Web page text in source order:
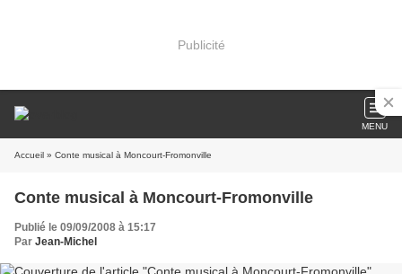
Publicité
MENU
Accueil » Conte musical à Moncourt-Fromonville
Conte musical à Moncourt-Fromonville
Publié le 09/09/2008 à 15:17
Par Jean-Michel